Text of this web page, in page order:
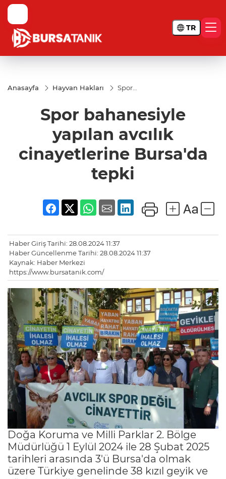
TR
Anasayfa Hayvan Hakları
Spor
avcılık
cinayetlerine
tepki
Spor bahanesiyle
yapılan avcılık
cinayetlerine Bursa'da
tepki
Haber Giriş Tarihi: 28.08.2024 11:37
Haber Güncellenme Tarihi: 28.08.2024 11:37
Kaynak: Haber Merkezi
https://www.bursatanik.com/
Doğa Koruma ve Milli Parklar 2. Bölge
Müdürlüğü 1 Eylül 2024 ile 28 Şubat 2025
tarihleri arasında 3'ü Bursa'da olmak
üzere Türkiye genelinde 38 kızıl geyik ve